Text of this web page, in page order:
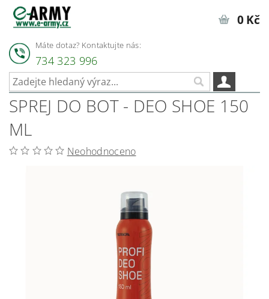
Máte dotaz? Kontaktujte nás:
734 323 996
0 Kč
SPREJ DO BOT - DEO SHOE 150
ML
Neohodnoceno